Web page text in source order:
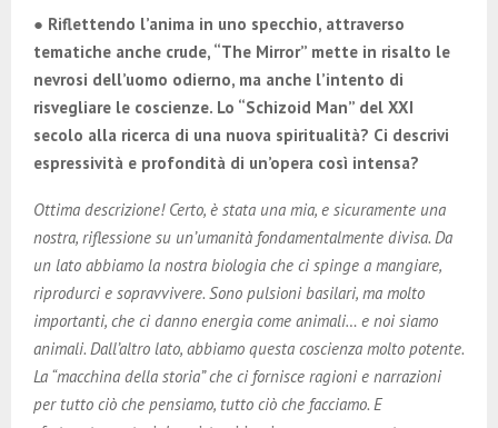
● Riflettendo l’anima in uno specchio, attraverso
tematiche anche crude, “The Mirror” mette in risalto le
nevrosi dell’uomo odierno, ma anche l’intento di
risvegliare le coscienze. Lo “Schizoid Man” del XXI
secolo alla ricerca di una nuova spiritualità? Ci descrivi
espressività e profondità di un’opera così intensa?
Ottima descrizione! Certo, è stata una mia, e sicuramente una
nostra, riflessione su un’umanità fondamentalmente divisa. Da
un lato abbiamo la nostra biologia che ci spinge a mangiare,
riprodurci e sopravvivere. Sono pulsioni basilari, ma molto
importanti, che ci danno energia come animali… e noi siamo
animali. Dall’altro lato, abbiamo questa coscienza molto potente.
La “macchina della storia” che ci fornisce ragioni e narrazioni
per tutto ciò che pensiamo, tutto ciò che facciamo. E